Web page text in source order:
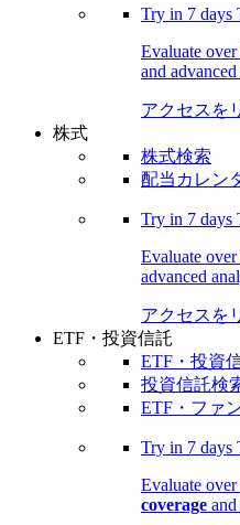
Try in 7 days
Evaluate over
and
アクセスを
株式
株式検索
配当カレン
Try in 7 days
Evaluate over
advanced
アクセスを
ETF・投資信託
ETF・投資
投資信託検
ETF・ファ
Try in 7 days
Evaluate over
coverage